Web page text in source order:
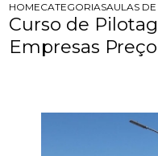
HOMECATEGORIASAULAS
Curso de
Empresas